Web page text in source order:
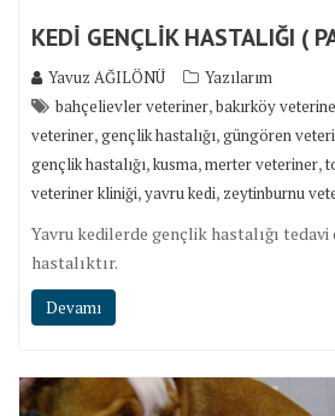
KEDİ GENÇLİK HASTALIĞI (
Yavuz AĞILÖNÜ
Yazılarım
bahçelievler veteriner,bakırköy
veteriner,gençlik hastalığı,güngören
gençlik hastalığı,kusma,merter veteriner,
veteriner kliniği,yavru kedi, zeytinburnu
Yavru kedilerde gençlik hastalığı
hastalıktır.
Devamı